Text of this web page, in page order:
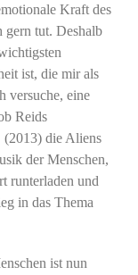
Kraft des
gern tut. Deshalb
ist, die mir als
versuche, eine
Reids
(2013) die Aliens
der Menschen,
runterladen und
in das Thema
ist nun